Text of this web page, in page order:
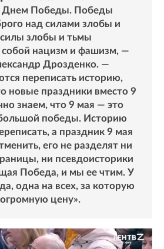
Днем Победы. Победы
над силами злобы и
злобы и тьмы
собой нацизм и фашизм, —
Дрозденко. —
переписать историю,
новые праздники вместо 9
знаем, что 9 мая — это
победы. Историю
а праздник 9 мая
его не разделят ни
ни псевдоисторики
Победа, и мы ее чтим. У
одна на всех, за которую
цену».